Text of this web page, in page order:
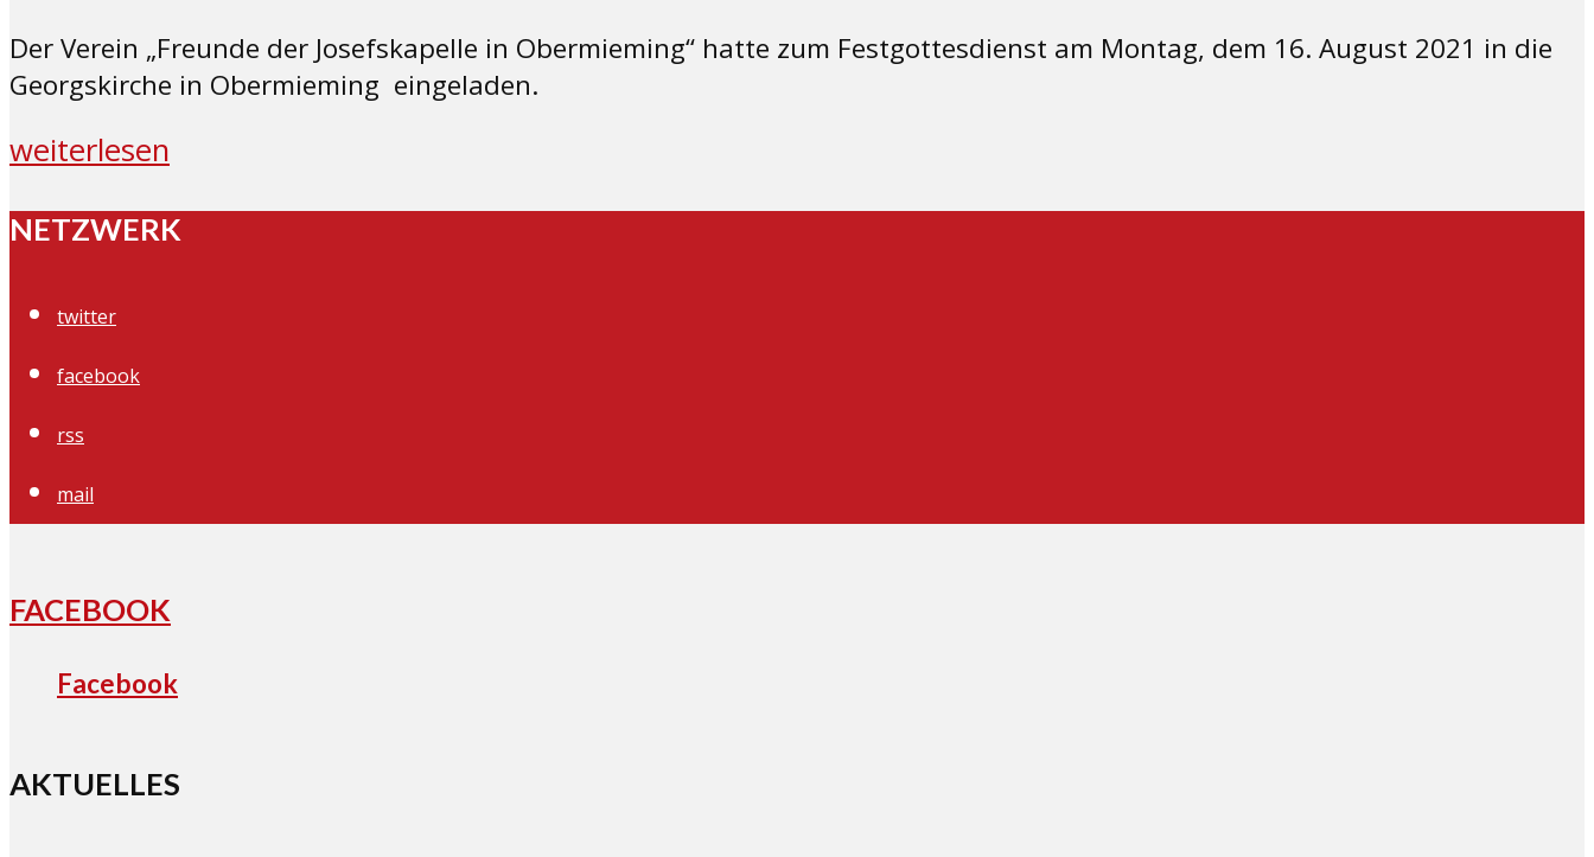
Der Verein „Freunde der Josefskapelle in Obermieming“ hatte zum Festgottesdienst am Montag, dem 16. August 2021 in die
Georgskirche in Obermieming eingeladen.
weiterlesen
NETZWERK
twitter
facebook
rss
mail
FACEBOOK
Facebook
AKTUELLES